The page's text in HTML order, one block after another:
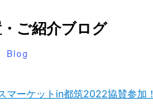
ご紹介ブログ
マーケットin都筑2022協賛参加！